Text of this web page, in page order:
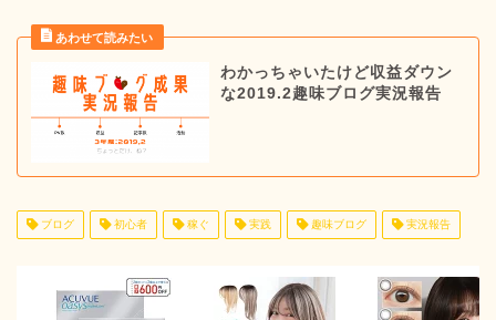
わかっちゃいたけど収益ダウン
な2019.2趣味ブログ実況報告
ブログ 初心者 稼ぐ 実践 趣味ブログ 実況報告